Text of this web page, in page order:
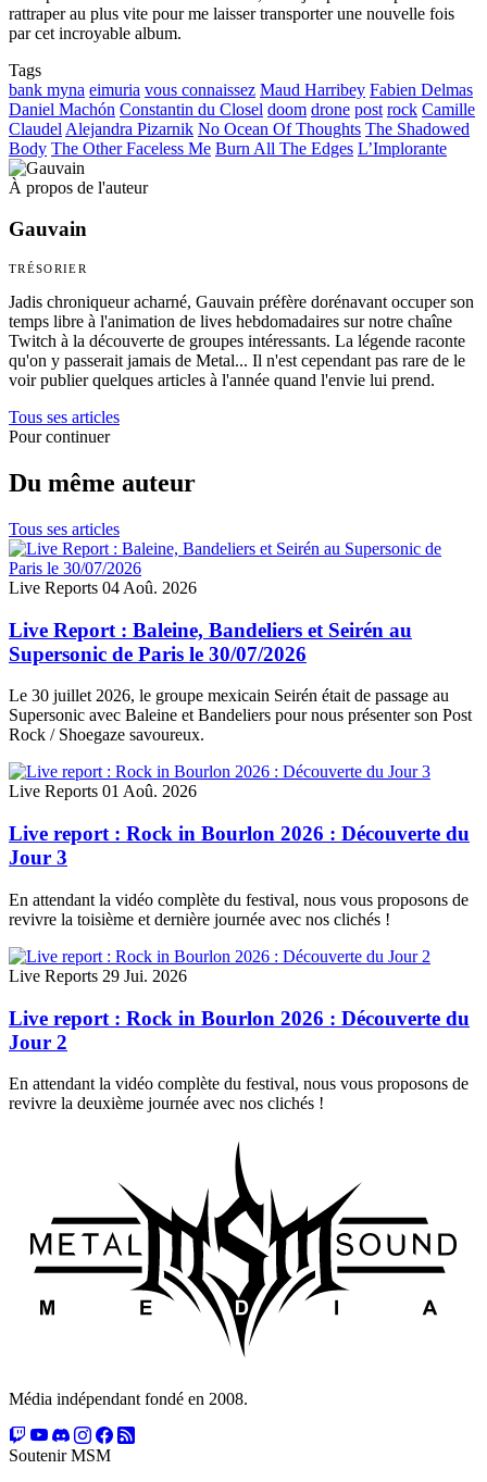
rattraper au plus vite pour me laisser transporter une nouvelle fois
par cet incroyable album.
Tags
bank myna eimuria vous connaissez Maud Harribey Fabien Delmas
Daniel Machón Constantin du Closel doom drone post rock Camille
Claudel Alejandra Pizarnik No Ocean Of Thoughts The Shadowed
Body The Other Faceless Me Burn All The Edges L’Implorante
À propos de l'auteur
Gauvain
TRÉSORIER
Jadis chroniqueur acharné, Gauvain préfère dorénavant occuper son
temps libre à l'animation de lives hebdomadaires sur notre chaîne
Twitch à la découverte de groupes intéressants. La légende raconte
qu'on y passerait jamais de Metal... Il n'est cependant pas rare de le
voir publier quelques articles à l'année quand l'envie lui prend.
Tous ses articles
Pour continuer
Du même auteur
Tous ses articles
Live Reports 04 Aoû. 2026
Live Report : Baleine, Bandeliers et Seirén au
Supersonic de Paris le 30/07/2026
Le 30 juillet 2026, le groupe mexicain Seirén était de passage au
Supersonic avec Baleine et Bandeliers pour nous présenter son Post
Rock / Shoegaze savoureux.
Live Reports 01 Aoû. 2026
Live report : Rock in Bourlon 2026 : Découverte du
Jour 3
En attendant la vidéo complète du festival, nous vous proposons de
revivre la toisième et dernière journée avec nos clichés !
Live Reports 29 Jui. 2026
Live report : Rock in Bourlon 2026 : Découverte du
Jour 2
En attendant la vidéo complète du festival, nous vous proposons de
revivre la deuxième journée avec nos clichés !
Média indépendant fondé en 2008.
Soutenir MSM